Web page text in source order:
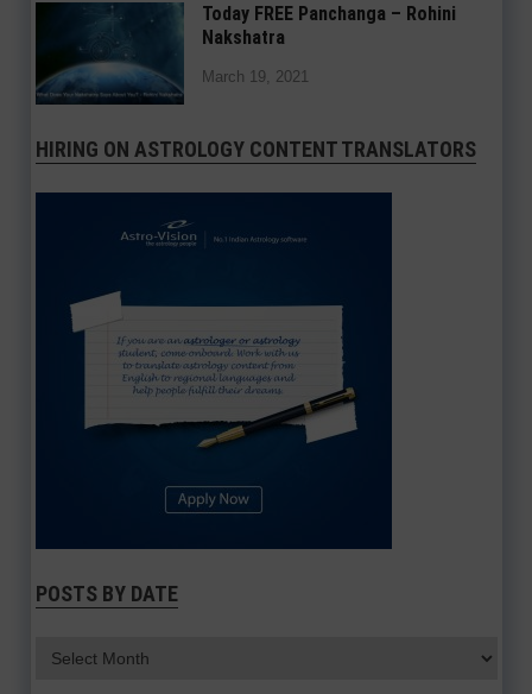
Today FREE Panchanga – Rohini
Nakshatra
March 19, 2021
HIRING ON ASTROLOGY CONTENT TRANSLATORS
POSTS BY DATE